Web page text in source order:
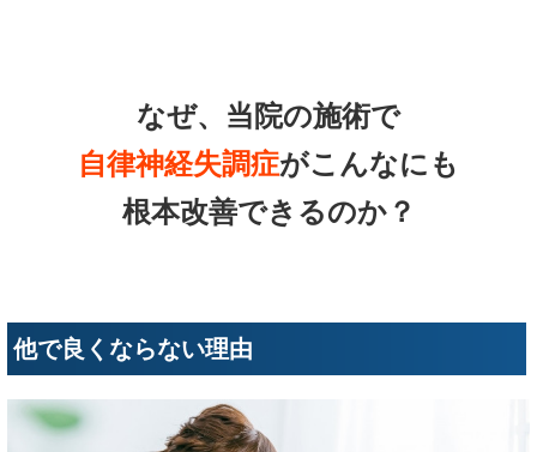
なぜ、当院の施術で
自律神経失調症がこんなにも
根本改善できるのか？
他で良くならない理由